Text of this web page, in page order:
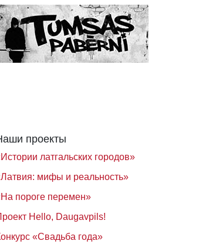
проекты
латгальских городов»
мифы и реальность»
пороге перемен»
Hello, Daugavpils!
«Свадьба года»